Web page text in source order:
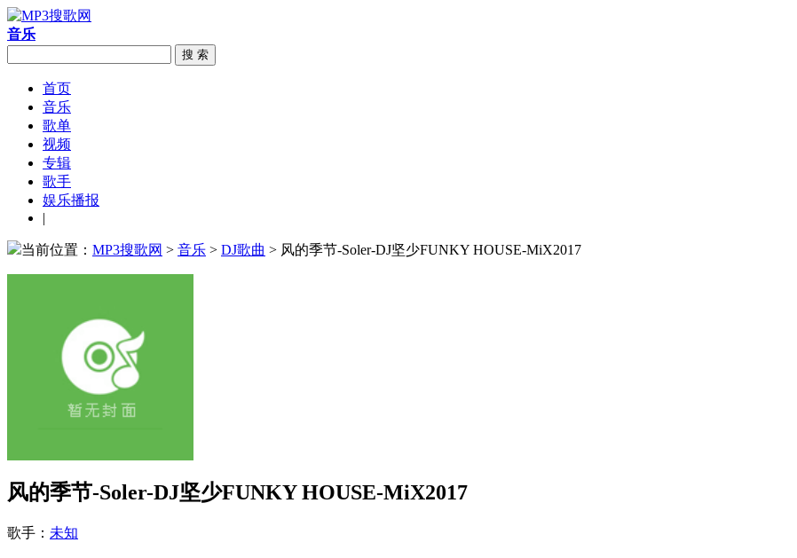
音乐
搜 索
首页
音乐
歌单
视频
专辑
歌手
娱乐播报
|
当前位置： MP3搜歌网 > 音乐 > DJ歌曲 > 风的季节-Soler-DJ坚少FUNKY HOUSE-MiX2017
风的季节-Soler-DJ坚少FUNKY HOUSE-MiX2017
歌手： 未知